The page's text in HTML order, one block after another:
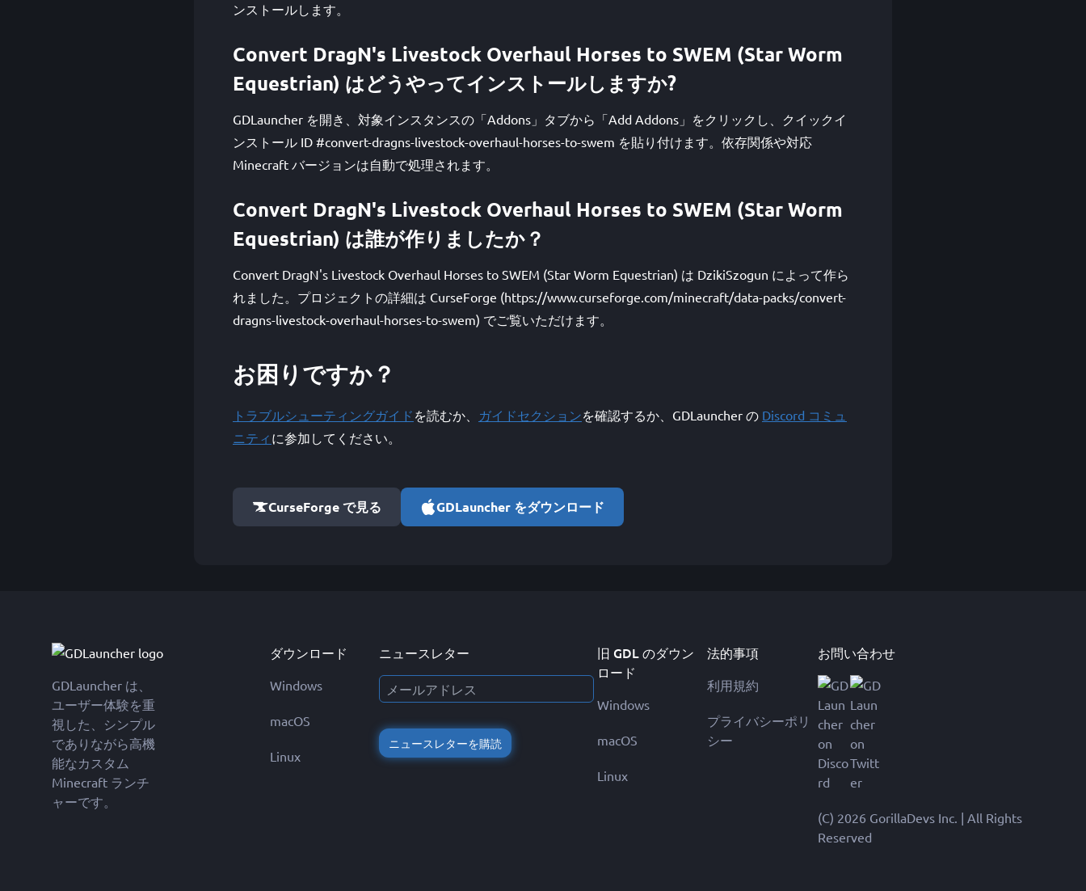
ンストールします。
Convert DragN's Livestock Overhaul Horses to SWEM (Star Worm
Equestrian) はどうやってインストールしますか?
GDLauncher を開き、対象インスタンスの「Addons」タブから「Add Addons」をクリックし、クイックイ
ンストール ID #convert-dragns-livestock-overhaul-horses-to-swem を貼り付けます。依存関係や対応
Minecraft バージョンは自動で処理されます。
Convert DragN's Livestock Overhaul Horses to SWEM (Star Worm
Equestrian) は誰が作りましたか？
Convert DragN's Livestock Overhaul Horses to SWEM (Star Worm Equestrian) は DzikiSzogun によって作ら
れました。プロジェクトの詳細は CurseForge (https://www.curseforge.com/minecraft/data-packs/convert-
dragns-livestock-overhaul-horses-to-swem) でご覧いただけます。
お困りですか？
トラブルシューティングガイド を読むか、 ガイドセクションを確認するか、GDLauncher の Discord コミュ
ニティ に参加してください。
CurseForge で見る GDLauncher をダウンロード
GDLauncher は、
ユーザー体験を重
視した、シンプル
でありながら高機
能なカスタム
Minecraft ランチ
ャーです。
ダウンロード
Windows
macOS
Linux
ニュースレター
ニュースレターを購読
旧 GDL のダウン
ロード
Windows
macOS
Linux
法的事項
利用規約
プライバシーポリ
シー
お問い合わせ
(C) 2026 GorillaDevs Inc. | All Rights
Reserved